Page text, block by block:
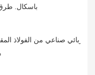
باسكال. طرق